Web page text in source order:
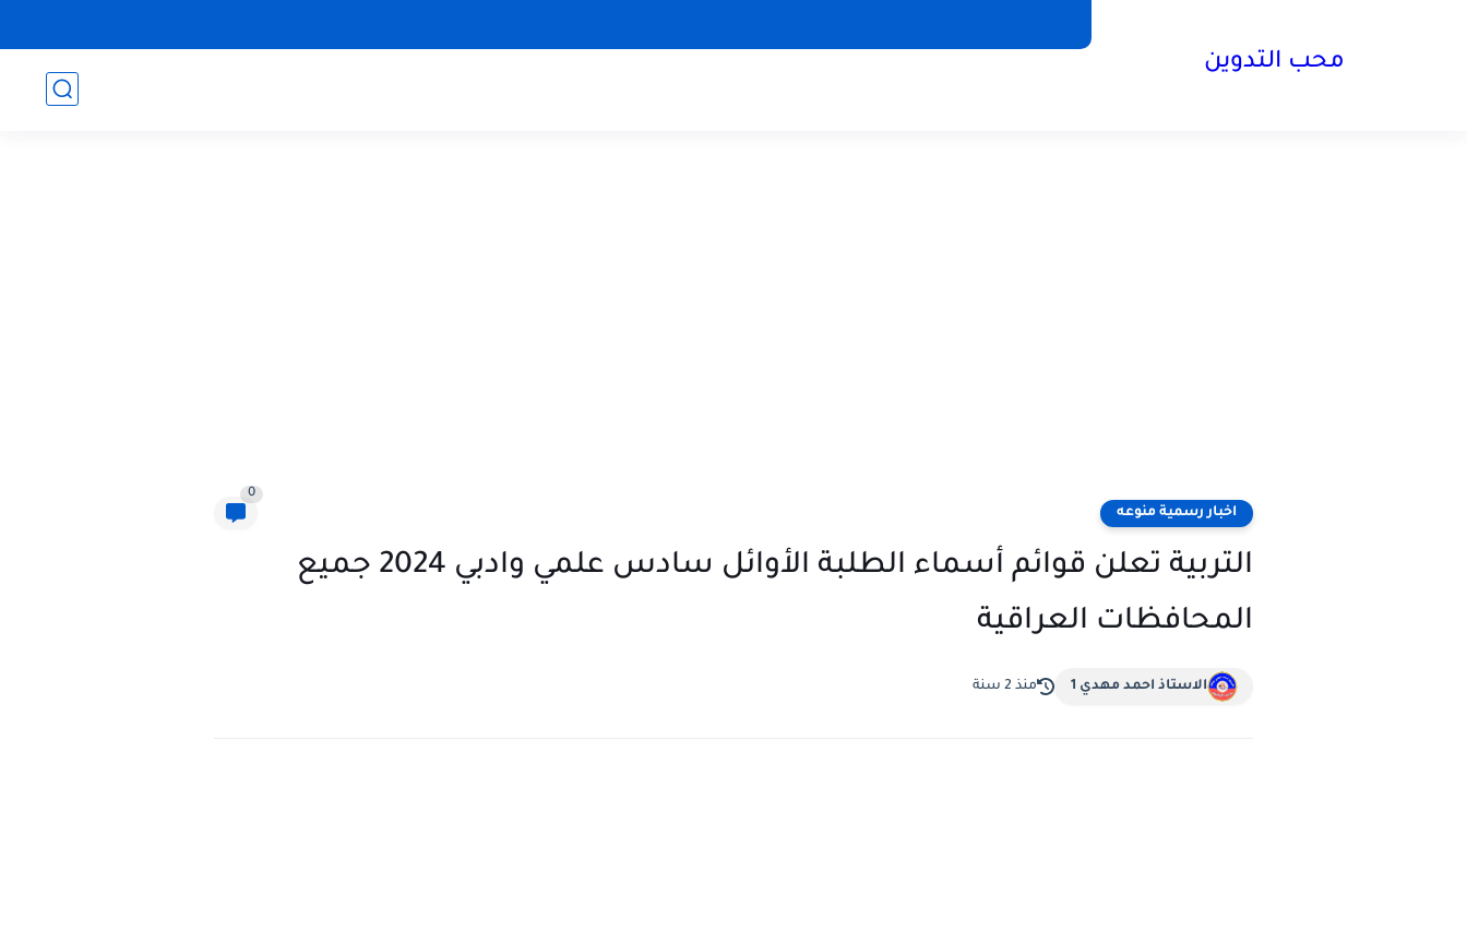
محب التدوين
اخبار رسمية منوعه
0
التربية تعلن قوائم أسماء الطلبة الأوائل سادس علمي وادبي 2024 جميع
المحافظات العراقية
الاستاذ احمد مهدي 1 منذ 2 سنة